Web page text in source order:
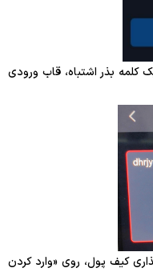
کلمه بذر اشتباه، قاب ورودی
کیف پول، روی «وارد کردن